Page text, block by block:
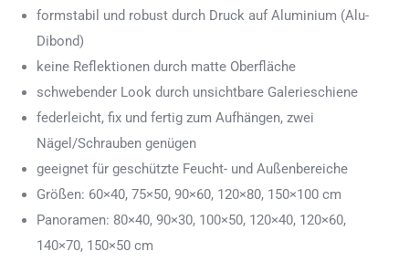
formstabil und robust durch Druck auf Aluminium (Alu-
Dibond)
keine Reflektionen durch matte Oberfläche
schwebender Look durch unsichtbare Galerieschiene
federleicht, fix und fertig zum Aufhängen, zwei
Nägel/Schrauben genügen
geeignet für geschützte Feucht- und Außenbereiche
Größen: 60×40, 75×50, 90×60, 120×80, 150×100 cm
Panoramen: 80×40, 90×30, 100×50, 120×40, 120×60,
140×70, 150×50 cm